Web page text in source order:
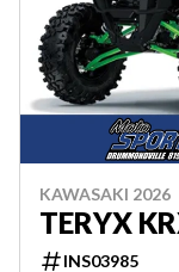
KAWASAKI 2026
TERYX
INS03985